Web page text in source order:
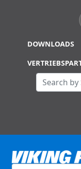
DOWNLOADS